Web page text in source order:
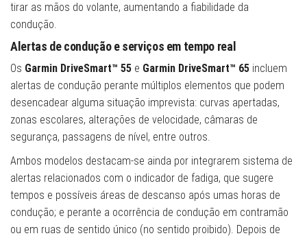
tirar as mãos do volante, aumentando a fiabilidade da
condução.
Alertas de condução e serviços em tempo real
Os Garmin DriveSmart™ 55 e Garmin DriveSmart™ 65 incluem
alertas de condução perante múltiplos elementos que podem
desencadear alguma situação imprevista: curvas apertadas,
zonas escolares, alterações de velocidade, câmaras de
segurança, passagens de nível, entre outros.
Ambos modelos destacam-se ainda por integrarem sistema de
alertas relacionados com o indicador de fadiga, que sugere
tempos e possíveis áreas de descanso após umas horas de
condução; e perante a ocorrência de condução em contramão
ou em ruas de sentido único (no sentido proibido). Depois de